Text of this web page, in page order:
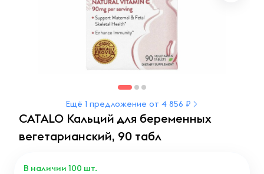
Ещё 1 предложение от 4 856 ₽
CATALO Кальций для беременных
вегетарианский, 90 табл
В наличии 100 шт.